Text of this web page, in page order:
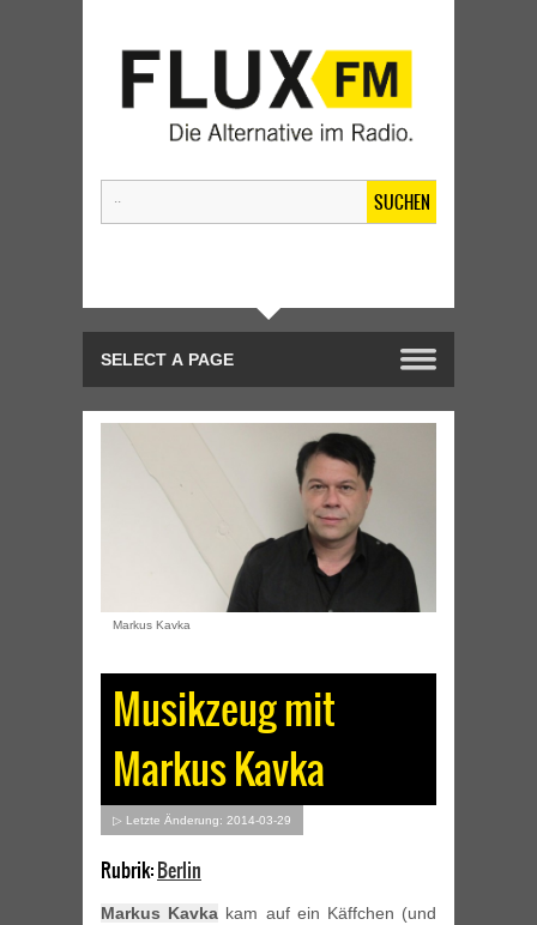
SUCHEN
Markus Kavka
Musikzeug mit
Markus Kavka
▷ Letzte Änderung: 2014-03-29
Rubrik:Berlin
Markus Kavka kam auf ein Käffchen (und